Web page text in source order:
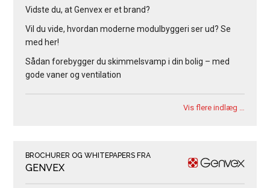
Vidste du, at Genvex er et brand?
Vil du vide, hvordan moderne modulbyggeri ser ud? Se
med her!
Sådan forebygger du skimmelsvamp i din bolig – med
gode vaner og ventilation
Vis flere indlæg …
BROCHURER OG WHITEPAPERS FRA
GENVEX